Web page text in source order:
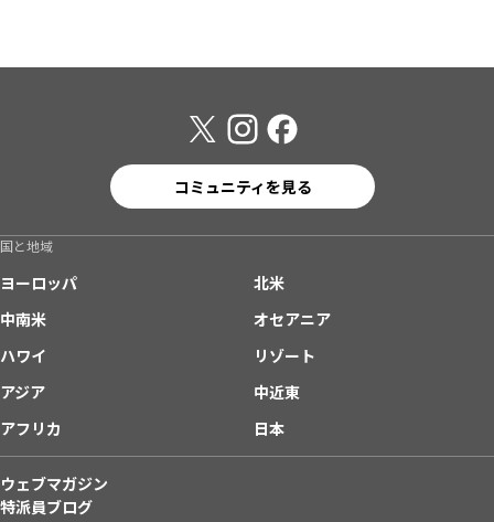
コミュニティを見る
国と地域
ヨーロッパ
北米
中南米
オセアニア
ハワイ
リゾート
アジア
中近東
アフリカ
日本
ウェブマガジン
特派員ブログ